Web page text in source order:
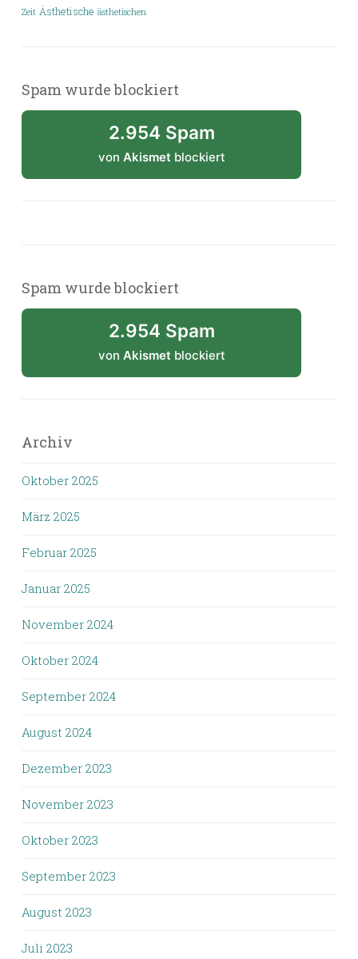
Zeit Ästhetische ästhetischen
Spam wurde blockiert
2.954 Spam
von Akismet blockiert
Spam wurde blockiert
2.954 Spam
von Akismet blockiert
Archiv
Oktober 2025
März 2025
Februar 2025
Januar 2025
November 2024
Oktober 2024
September 2024
August 2024
Dezember 2023
November 2023
Oktober 2023
September 2023
August 2023
Juli 2023